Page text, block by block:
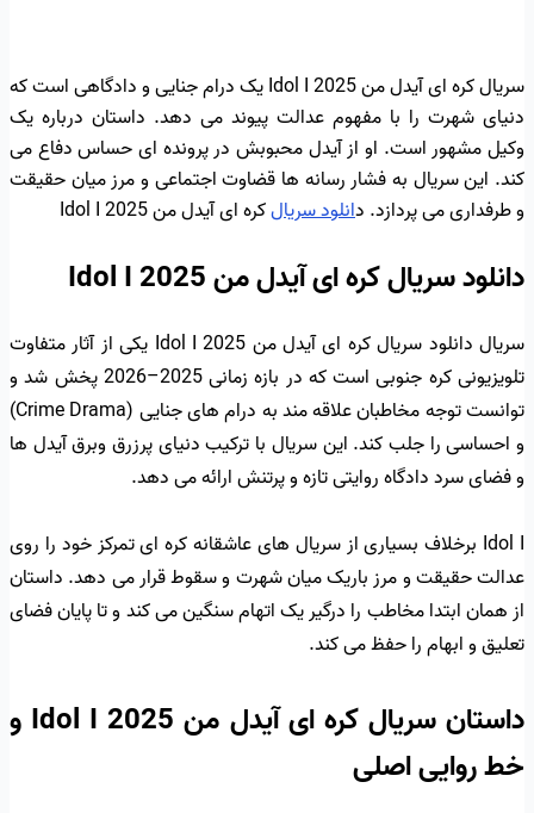
سریال کره ای آیدل من Idol I 2025 یک درام جنایی و دادگاهی است که
دنیای شهرت را با مفهوم عدالت پیوند می دهد. داستان درباره یک
وکیل مشهور است. او از آیدل محبوبش در پرونده ای حساس دفاع می
کند. این سریال به فشار رسانه ها قضاوت اجتماعی و مرز میان حقیقت
و طرفداری می پردازد. دانلود سریالکره ای آیدل من Idol I 2025
دانلود سریال کره ای آیدل من Idol I 2025
سریال دانلود سریال کره ای آیدل من Idol I 2025 یکی از آثار متفاوت
تلویزیونی کره جنوبی است که در بازه زمانی 2025–2026 پخش شد و
توانست توجه مخاطبان علاقه مند به درام های جنایی (Crime Drama)
و احساسی را جلب کند. این سریال با ترکیب دنیای پرزرق وبرق آیدل ها
و فضای سرد دادگاه روایتی تازه و پرتنش ارائه می دهد.
Idol I برخلاف بسیاری از سریال های عاشقانه کره ای تمرکز خود را روی
عدالت حقیقت و مرز باریک میان شهرت و سقوط قرار می دهد. داستان
از همان ابتدا مخاطب را درگیر یک اتهام سنگین می کند و تا پایان فضای
تعلیق و ابهام را حفظ می کند.
داستان سریال کره ای آیدل من Idol I 2025 و
خط روایی اصلی